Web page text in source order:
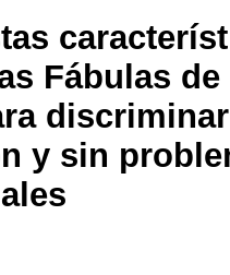
Fábulas
y sin